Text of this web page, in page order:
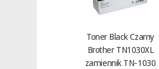
Phonefax 320 C
Phonefax 33 S
Phonefax 330
Toner Black Czarny
Brother TN1030XL
zamiennik TN-1030